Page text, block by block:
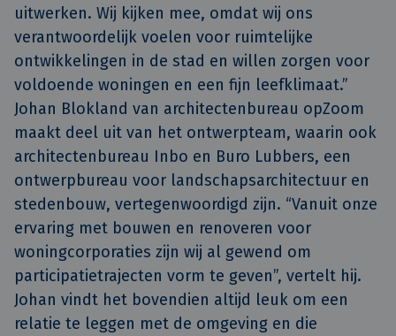
uitwerken. Wij kijken mee, omdat wij ons
verantwoordelijk voelen voor ruimtelijke
ontwikkelingen in de stad en willen zorgen voor
voldoende woningen en een fijn leefklimaat.”
Johan Blokland van architectenbureau opZoom
maakt deel uit van het ontwerpteam, waarin ook
architectenbureau Inbo en Buro Lubbers, een
ontwerpbureau voor landschapsarchitectuur en
stedenbouw, vertegenwoordigd zijn. “Vanuit onze
ervaring met bouwen en renoveren voor
woningcorporaties zijn wij al gewend om
participatietrajecten vorm te geven”, vertelt hij.
Johan vindt het bovendien altijd leuk om een
relatie te leggen met de omgeving en die